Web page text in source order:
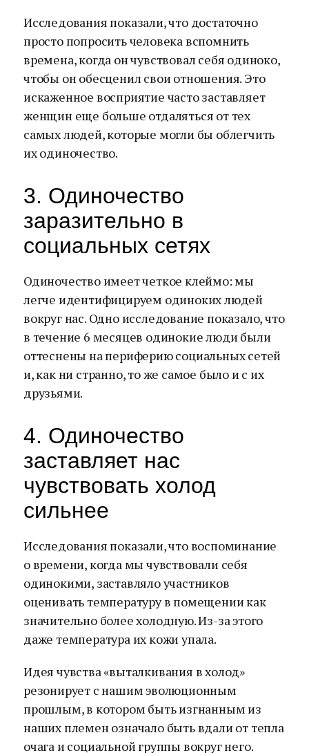
Исследования показали, что достаточно
просто попросить человека вспомнить
времена, когда он чувствовал себя одиноко,
чтобы он обесценил свои отношения. Это
искаженное восприятие часто заставляет
женщин еще больше отдаляться от тех
самых людей, которые могли бы облегчить
их одиночество.
3. Одиночество
заразительно в
социальных сетях
Одиночество имеет четкое клеймо: мы
легче идентифицируем одиноких людей
вокруг нас. Одно исследование показало, что
в течение 6 месяцев одинокие люди были
оттеснены на периферию социальных сетей
и, как ни странно, то же самое было и с их
друзьями.
4. Одиночество
заставляет нас
чувствовать холод
сильнее
Исследования показали, что воспоминание
о времени, когда мы чувствовали себя
одинокими, заставляло участников
оценивать температуру в помещении как
значительно более холодную. Из-за этого
даже температура их кожи упала.
Идея чувства «выталкивания в холод»
резонирует с нашим эволюционным
прошлым, в котором быть изгнанным из
наших племен означало быть вдали от тепла
очага и социальной группы вокруг него.